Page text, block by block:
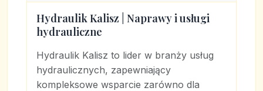
Hydraulik Kalisz | Naprawy i usługi
hydrauliczne
Hydraulik Kalisz to lider w branży usług
hydraulicznych, zapewniający
kompleksowe wsparcie zarówno dla